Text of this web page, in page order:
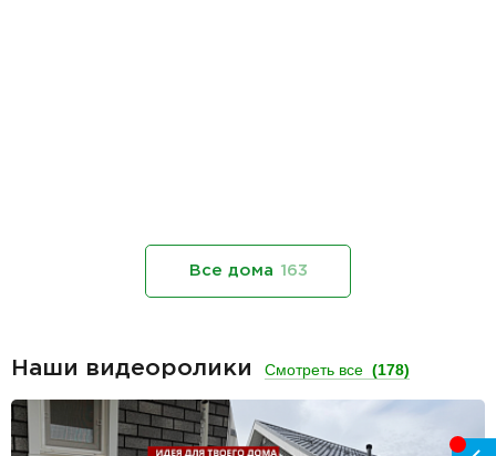
Все дома 163
Наши видеоролики Смотреть все (178)